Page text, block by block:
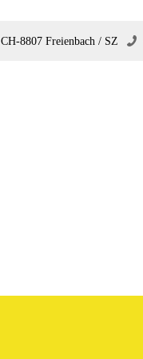
CH-8807 Freienbach / SZ p